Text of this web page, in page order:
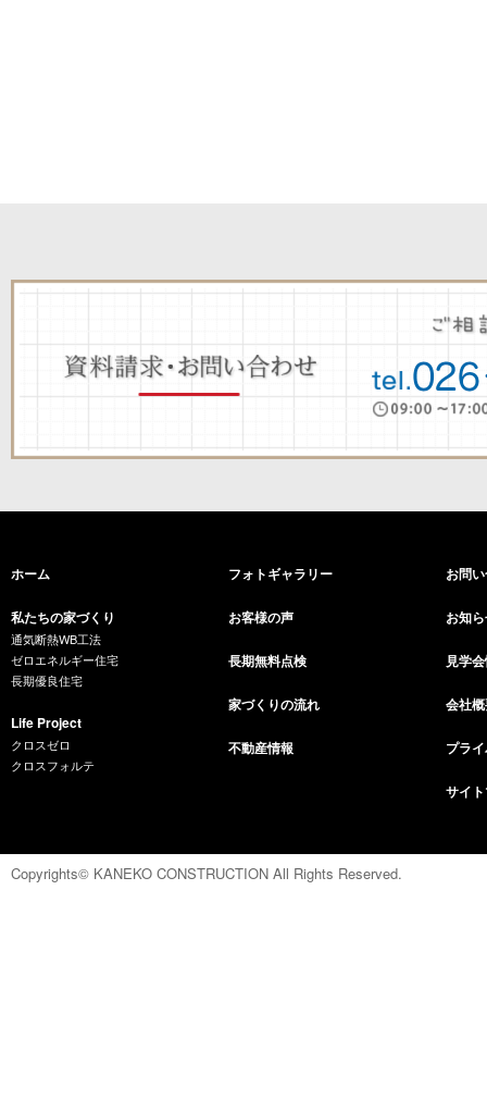
ホーム
私たちの家づくり
通気断熱WB工法
ゼロエネルギー住宅
長期優良住宅
Life Project
クロスゼロ
クロスフォルテ
フォトギャラリー
お客様の声
長期無料点検
家づくりの流れ
不動産情報
お問
お知
見学
会社
プラ
サイ
Copyrights© KANEKO CONSTRUCTION All Rights Reserved.